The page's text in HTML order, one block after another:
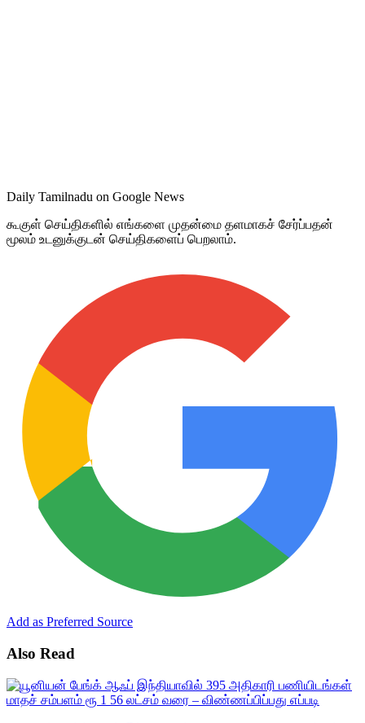
Daily Tamilnadu on Google News
கூகுள் செய்திகளில் எங்களை முதன்மை தளமாகச் சேர்ப்பதன்
மூலம் உடனுக்குடன் செய்திகளைப் பெறலாம்.
Add as Preferred Source
Also Read